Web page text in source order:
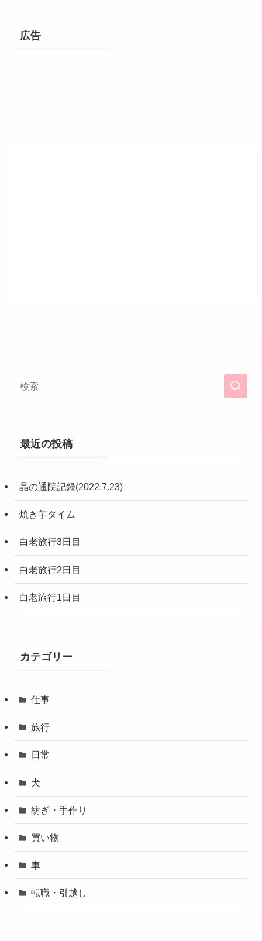
広告
最近の投稿
晶の通院記録(2022.7.23)
焼き芋タイム
白老旅行3日目
白老旅行2日目
白老旅行1日目
カテゴリー
仕事
旅行
日常
犬
紡ぎ・手作り
買い物
車
転職・引越し